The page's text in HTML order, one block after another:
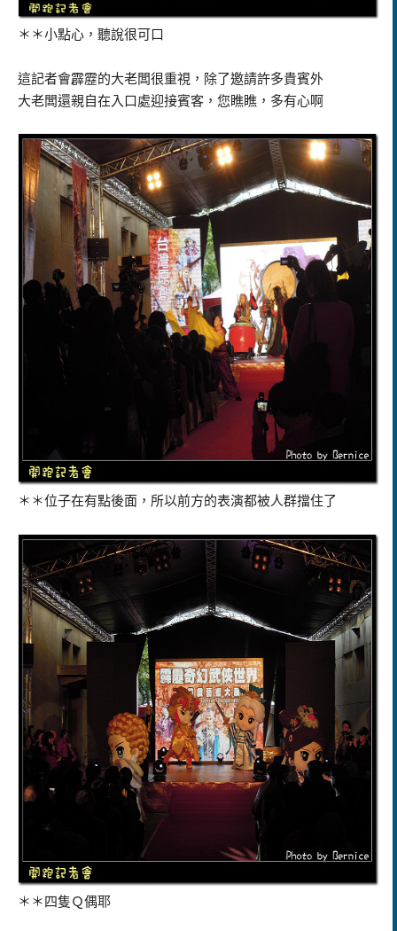
＊＊小點心，聽說很可口
這記者會霹靂的大老闆很重視，除了邀請許多貴賓外
大老闆還親自在入口處迎接賓客，您瞧瞧，多有心啊
＊＊位子在有點後面，所以前方的表演都被人群擋住了
＊＊四隻Ｑ偶耶